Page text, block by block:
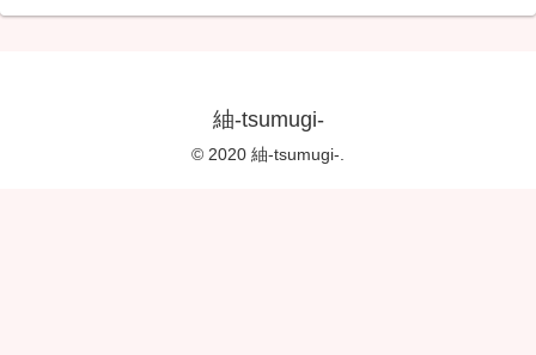
紬-tsumugi-
© 2020 紬-tsumugi-.